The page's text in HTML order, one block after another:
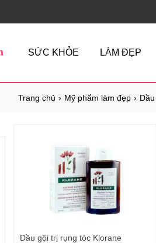
SỨC KHỎE LÀM ĐẸP
Trang chủ Mỹ phẩm làm đẹp
Dầu gội trị rụng tóc Klorane